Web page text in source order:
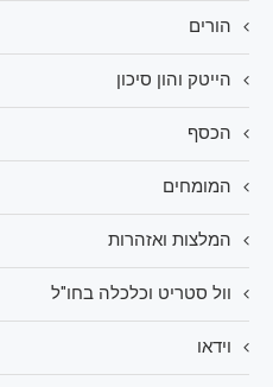
הורים
הייטק והון סיכון
הכסף
המומחים
המלצות ואזהרות
וול סטריט וכלכלה בחו"ל
וידאו